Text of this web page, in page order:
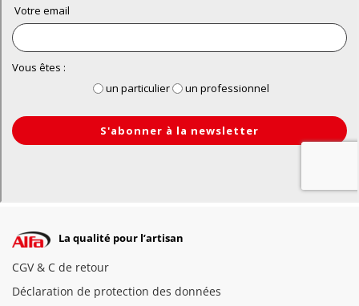
La qualité pour l’artisan
CGV & C de retour
Déclaration de protection des données